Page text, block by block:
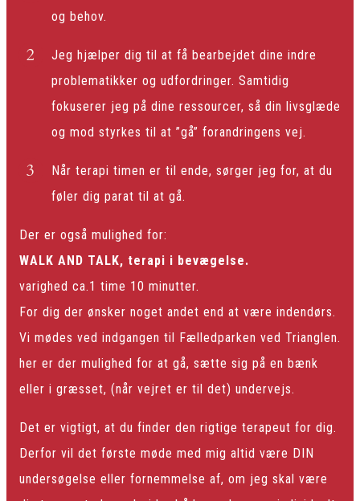
og behov.
Jeg hjælper dig til at få bearbejdet dine indre
problematikker og udfordringer. Samtidig
fokuserer jeg på dine ressourcer, så din livsglæde
og mod styrkes til at ”gå” forandringens vej.
Når terapi timen er til ende, sørger jeg for, at du
føler dig parat til at gå.
Der er også mulighed for:
WALK AND TALK, terapi i bevægelse.
varighed ca.1 time 10 minutter.
For dig der ønsker noget andet end at være indendørs.
Vi mødes ved indgangen til Fælledparken ved Trianglen.
her er der mulighed for at gå, sætte sig på en bænk
eller i græsset, (når vejret er til det) undervejs.
Det er vigtigt, at du finder den rigtige terapeut for dig.
Derfor vil det første møde med mig altid være DIN
undersøgelse eller fornemmelse af, om jeg skal være